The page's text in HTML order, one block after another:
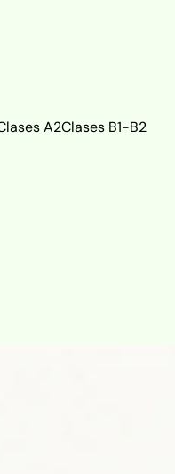
A2Clases B1-B2